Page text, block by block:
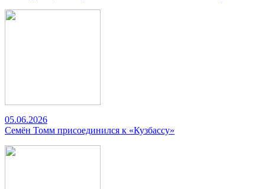
05.06.2026
Семён Томм присоединился к «Кузбассу»